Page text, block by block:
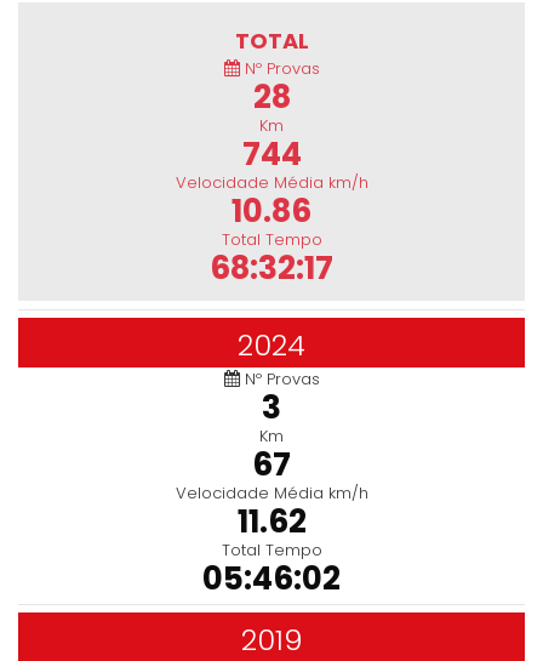
TOTAL
Nº Provas
28
Km
744
Velocidade Média km/h
10.86
Total Tempo
68:32:17
2024
Nº Provas
3
Km
67
Velocidade Média km/h
11.62
Total Tempo
05:46:02
2019